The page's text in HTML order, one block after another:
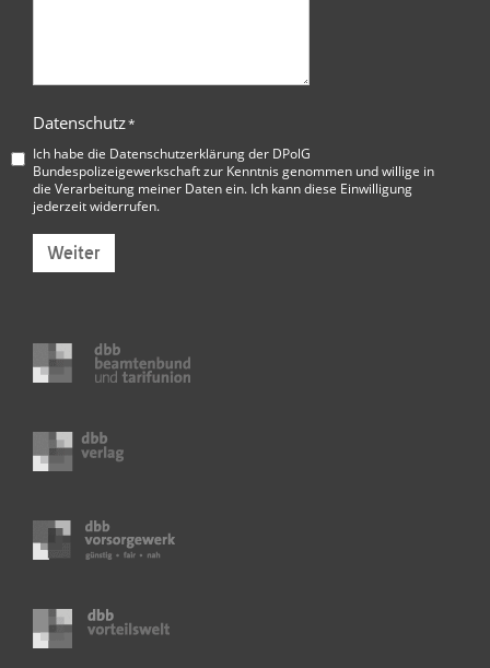
Datenschutz*
Ich habe die Datenschutzerklärung der DPolG
Bundespolizeigewerkschaftzur Kenntnis genommen und willige in
die Verarbeitung meiner Daten ein. Ich kann diese Einwilligung
jederzeit widerrufen.
Weiter